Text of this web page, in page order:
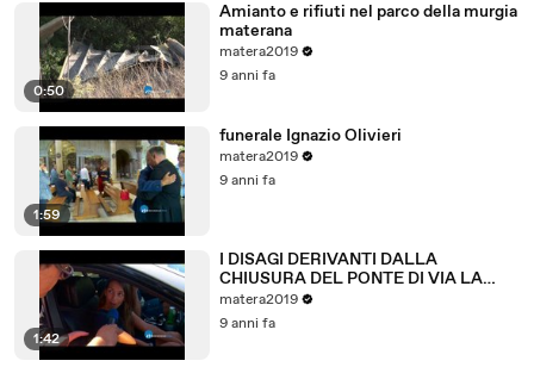
0:50
Amianto e rifiuti nel parco della murgia
materana
matera2019
9 anni fa
1:59
funerale Ignazio Olivieri
matera2019
9 anni fa
1:42
I DISAGI DERIVANTI DALLA
CHIUSURA DEL PONTE DI VIA LA
MARTELLA A MATERA.
matera2019
9 anni fa